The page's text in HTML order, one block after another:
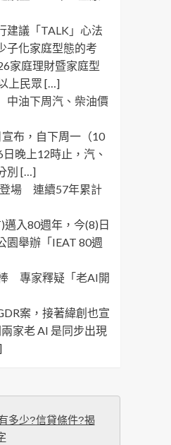
議「TALK」心法
子化家庭型態的考
家庭理財暨家庭型
上民眾 […]
油下周汽、柴油價
布，自下周一（10
晚上12時止，汽、
別 […]
場 連續57年累計
邁入80週年，今(8)日
園舉辦「IEAT 80週
專家釋疑「老AI開
案，接著緯創也宣
家老 AI 是同步出現
多少?信貸條件?揭